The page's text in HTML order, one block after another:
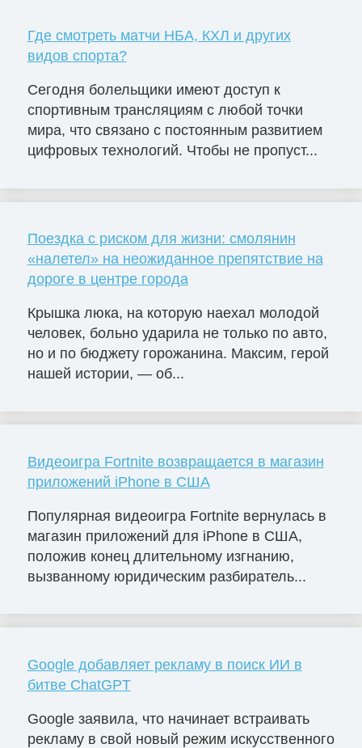
Где смотреть матчи НБА, КХЛ и других
видов спорта?
Сегодня болельщики имеют доступ к
спортивным трансляциям с любой точки
мира, что связано с постоянным развитием
цифровых технологий. Чтобы не пропуст...
Поездка с риском для жизни: смолянин
«налетел» на неожиданное препятствие на
дороге в центре города
Крышка люка, на которую наехал молодой
человек, больно ударила не только по авто,
но и по бюджету горожанина. Максим, герой
нашей истории, — об...
Видеоигра Fortnite возвращается в магазин
приложений iPhone в США
Популярная видеоигра Fortnite вернулась в
магазин приложений для iPhone в США,
положив конец длительному изгнанию,
вызванному юридическим разбиратель...
Google добавляет рекламу в поиск ИИ в
битве ChatGPT
Google заявила, что начинает встраивать
рекламу в свой новый режим искусственного